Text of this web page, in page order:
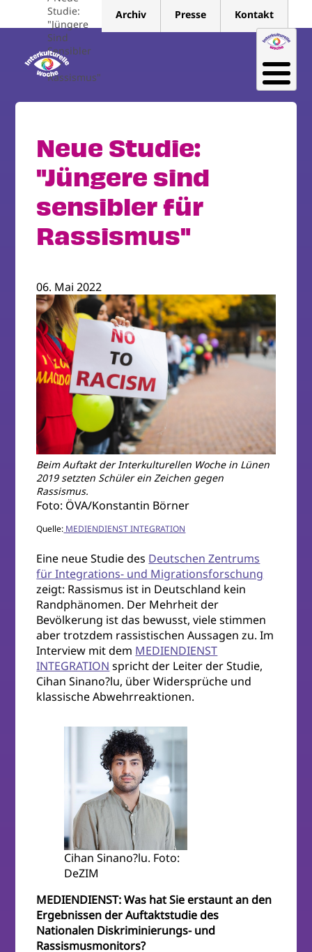
Studie:
"Jüngere
Sind
Sensibler
Für
Rassismus"
Archiv Presse Kontakt
Neue Studie:
"Jüngere sind
sensibler für
Rassismus"
06. Mai 2022
Beim Auftakt der Interkulturellen Woche in Lünen
2019 setzten Schüler ein Zeichen gegen
Rassismus.
Foto: ÖVA/Konstantin Börner
Quelle: MEDIENDIENST INTEGRATION
Eine neue Studie des Deutschen Zentrums
für Integrations- und Migrationsforschung
zeigt: Rassismus ist in Deutschland kein
Randphänomen. Der Mehrheit der
Bevölkerung ist das bewusst, viele stimmen
aber trotzdem rassistischen Aussagen zu. Im
Interview mit dem MEDIENDIENST
INTEGRATION spricht der Leiter der Studie,
Cihan Sinano?lu, über Widersprüche und
klassische Abwehrreaktionen.
Cihan Sinano?lu. Foto:
DeZIM
MEDIENDIENST: Was hat Sie erstaunt an den
Ergebnissen der Auftaktstudie des
Nationalen Diskriminierungs- und
Rassismusmonitors?